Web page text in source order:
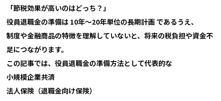
「節税効果が高いのはどっち？」
役員退職金の準備は 10年〜20年単位の長期計画 であるうえ、
制度や金融商品の特徴を理解していないと、将来の税負担や資金不
足につながります。
この記事では、役員退職金の準備方法として代表的な
小規模企業共済
法人保険（退職金向け保険）